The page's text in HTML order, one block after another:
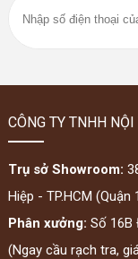
CÔNG TY TNHH
Trụ sở Showroom:
Hiệp - TP.HCM (Quận
Phân xưởng: Số 16B
(Ngay cầu rạch tra,